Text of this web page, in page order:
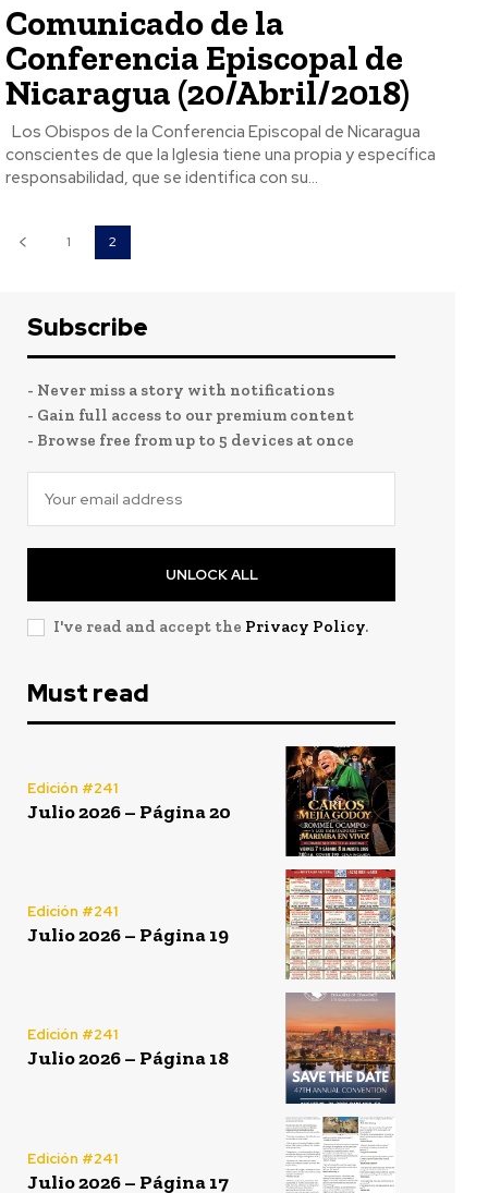
Comunicado de la
Conferencia Episcopal de
Nicaragua (20/Abril/2018)
conscientes de que la Iglesia tiene una propia y específica
responsabilidad, que se identifica con su...
1 2
Subscribe
- Never miss a story with notifications
- Gain full access to our premium content
- Browse free from up to 5 devices at once
UNLOCK ALL
I've read and accept the Privacy Policy.
Must read
Edición #241
Julio 2026 – Página 20
Edición #241
Julio 2026 – Página 19
Edición #241
Julio 2026 – Página 18
Edición #241
Julio 2026 – Página 17